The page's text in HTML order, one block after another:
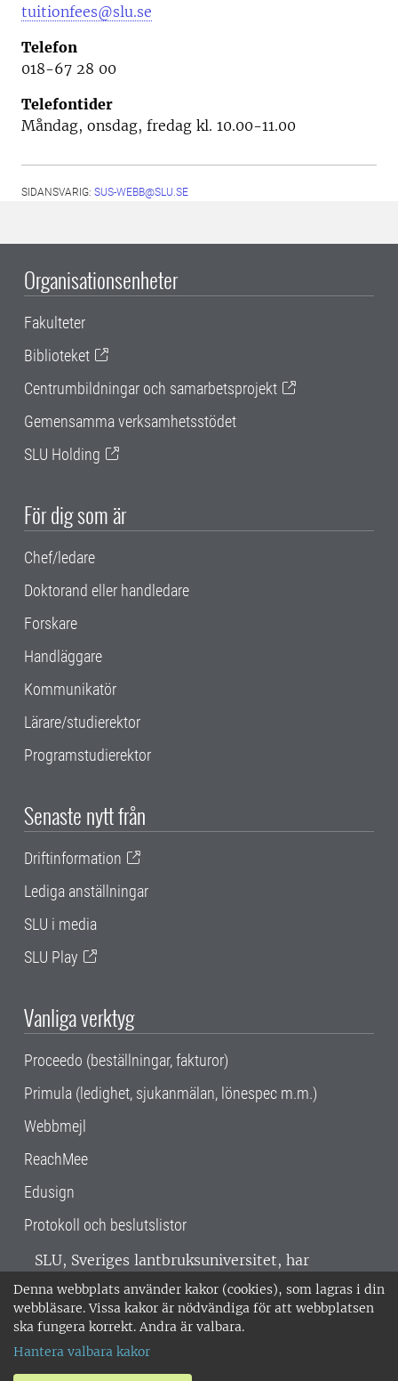
Denna webbplats använder kakor (cookies), som lagras i din
webbläsare. Vissa kakor är nödvändiga för att webbplatsen
ska fungera korrekt. Andra är valbara.
Hantera valbara kakor
tuitionfees@slu.se
Telefon
018-67 28 00
Telefontider
Måndag, onsdag, fredag kl. 10.00-11.00
SIDANSVARIG: SUS-WEBB@SLU.SE
Organisationsenheter
Fakulteter
Biblioteket
Centrumbildningar och samarbetsprojekt
Gemensamma verksamhetsstödet
SLU Holding
För dig som är
Chef/ledare
Doktorand eller handledare
Forskare
Handläggare
Kommunikatör
Lärare/studierektor
Programstudierektor
Senaste nytt från
Driftinformation
Lediga anställningar
SLU i media
SLU Play
Vanliga verktyg
Proceedo (beställningar, fakturor)
Primula (ledighet, sjukanmälan, lönespec m.m.)
Webbmejl
ReachMee
Edusign
Protokoll och beslutslistor
SLU, Sveriges lantbruksuniversitet, har
verksamhet över hela Sverige. Huvudorter är
Alnarp, Uppsala och Umeå.SLU är
miljöcertifierat enligt ISO 14001. •
018-67 10 00 • Org nr: 202100-2817 •